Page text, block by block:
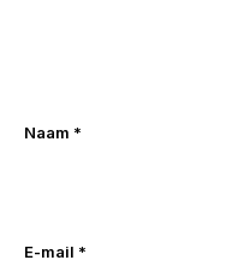
Naam *
E-mail *